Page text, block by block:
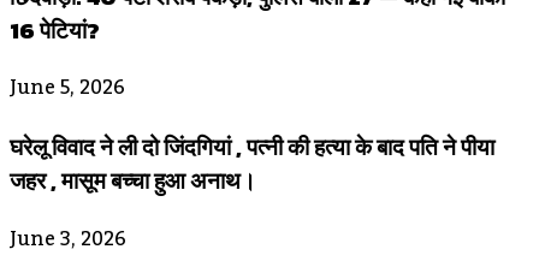
16 पेटियां?
June 5, 2026
घरेलू विवाद ने ली दो जिंदगियां , पत्नी की हत्या के बाद पति ने पीया
जहर , मासूम बच्चा हुआ अनाथ।
June 3, 2026